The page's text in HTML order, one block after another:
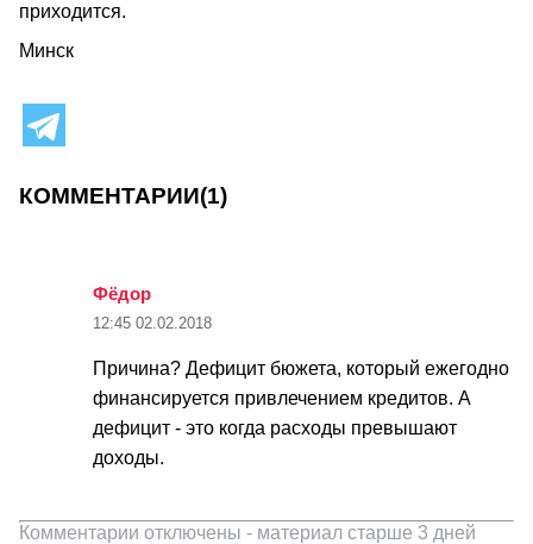
приходится.
Минск
КОММЕНТАРИИ(1)
Фёдор
12:45 02.02.2018
Причина? Дефицит бюжета, который ежегодно
финансируется привлечением кредитов. А
дефицит - это когда расходы превышают
доходы.
Комментарии отключены - материал старше 3 дней